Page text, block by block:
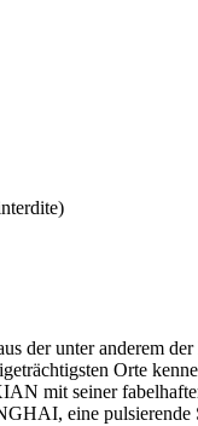
der unter anderem
Orte
mit seiner
eine pulsierende